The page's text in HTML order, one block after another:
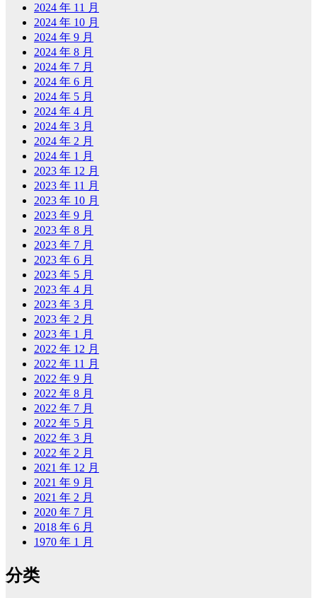
2024 年 11 月
2024 年 10 月
2024 年 9 月
2024 年 8 月
2024 年 7 月
2024 年 6 月
2024 年 5 月
2024 年 4 月
2024 年 3 月
2024 年 2 月
2024 年 1 月
2023 年 12 月
2023 年 11 月
2023 年 10 月
2023 年 9 月
2023 年 8 月
2023 年 7 月
2023 年 6 月
2023 年 5 月
2023 年 4 月
2023 年 3 月
2023 年 2 月
2023 年 1 月
2022 年 12 月
2022 年 11 月
2022 年 9 月
2022 年 8 月
2022 年 7 月
2022 年 5 月
2022 年 3 月
2022 年 2 月
2021 年 12 月
2021 年 9 月
2021 年 2 月
2020 年 7 月
2018 年 6 月
1970 年 1 月
分类